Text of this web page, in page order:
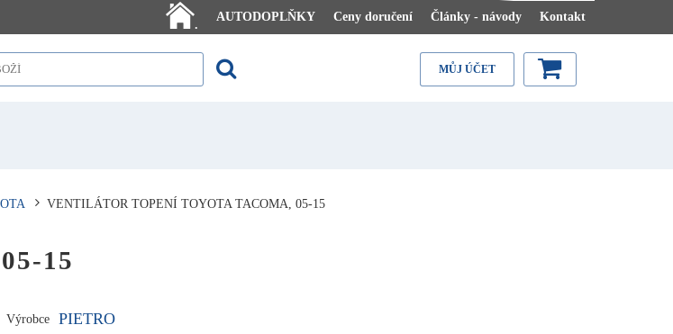
.
AUTODOPLŇKY Ceny doručení Články - návody Kontakt
MŮJ ÚČET
VENTILÁTOR TOPENÍ TOYOTA TACOMA, 05-15
15
Výrobce PIETRO